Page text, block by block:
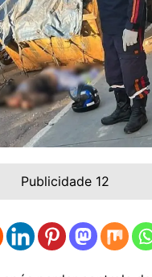
Publicidade 12